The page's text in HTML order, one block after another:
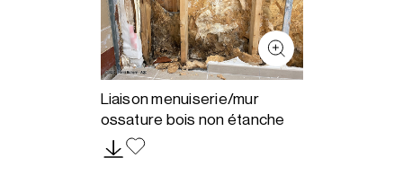
Liaison menuiserie/mur
ossature bois non étanche